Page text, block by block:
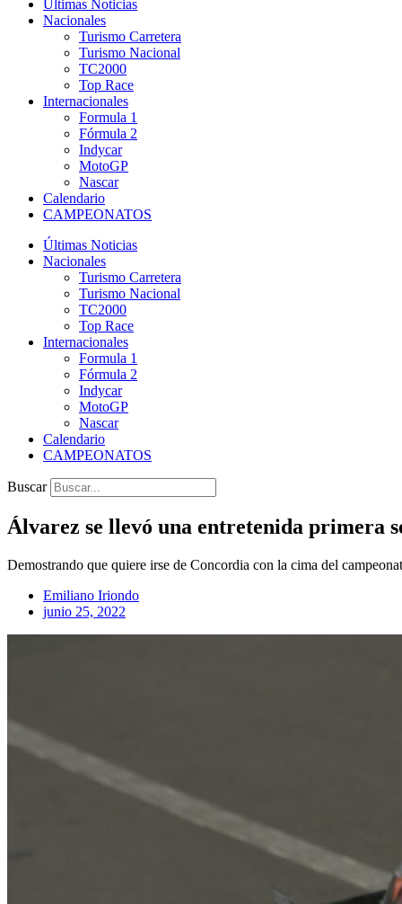
Últimas Noticias
Nacionales
Turismo Carretera
Turismo Nacional
TC2000
Top Race
Internacionales
Formula 1
Fórmula 2
Indycar
MotoGP
Nascar
Calendario
CAMPEONATOS
Últimas Noticias
Nacionales
Turismo Carretera
Turismo Nacional
TC2000
Top Race
Internacionales
Formula 1
Fórmula 2
Indycar
MotoGP
Nascar
Calendario
CAMPEONATOS
Buscar
Álvarez se llevó una entretenida primera
Demostrando que quiere irse de Concordia con la cima del
Emiliano Iriondo
junio 25, 2022